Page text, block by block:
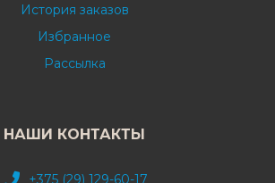
История заказов
Избранное
Рассылка
НАШИ КОНТАКТЫ
+375 (29) 129-60-17